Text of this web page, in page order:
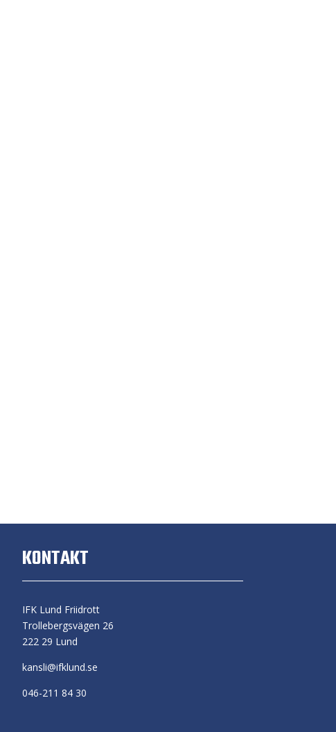
KONTAKT
IFK Lund Friidrott
Trollebergsvägen 26
222 29 Lund
kansli@ifklund.se
046-211 84 30